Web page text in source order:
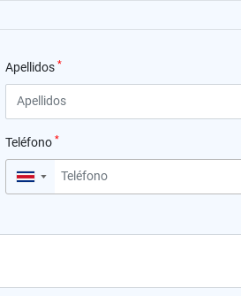
Apellidos *
Teléfono *
▼